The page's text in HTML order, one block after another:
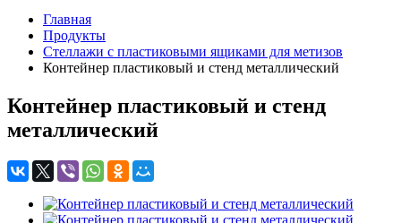
Главная
Продукты
Стеллажи с пластиковыми ящиками для метизов
Контейнер пластиковый и стенд металлический
Контейнер пластиковый и стенд
металлический